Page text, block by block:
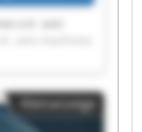
e.K. soni
e.K. soni
e.K. soni
soni machines
e.K. soni
Kleinanzeige